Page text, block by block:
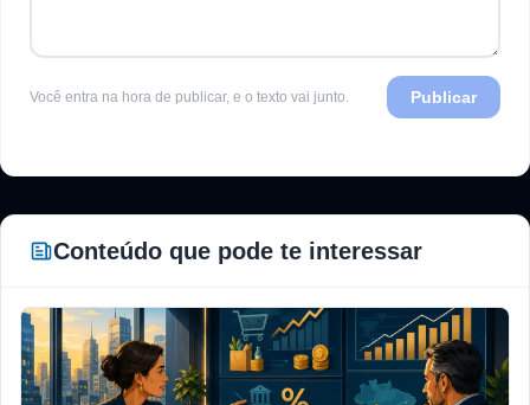
Você entra na hora de publicar, e o texto vai junto. Publicar
Conteúdo que pode te interessar